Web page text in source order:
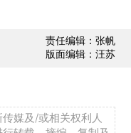
责任编辑：张帆
版面编辑：汪苏
媒及/或相关权利人